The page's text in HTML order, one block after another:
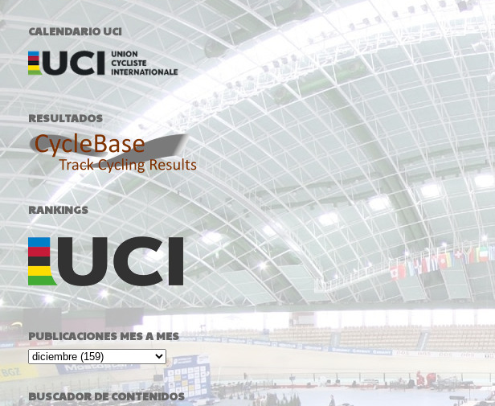
CALENDARIO UCI
RESULTADOS
RANKINGS
PUBLICACIONES MES A MES
BUSCADOR DE CONTENIDOS